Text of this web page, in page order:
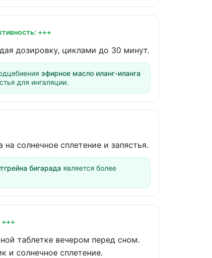
+++
дозировку, циклами до 30 минут.
эфирное масло иланг-иланга
для ингаляции.
на солнечное сплетение и запястья.
бигарада является более
таблетке вечером перед сном.
и солнечное сплетение.